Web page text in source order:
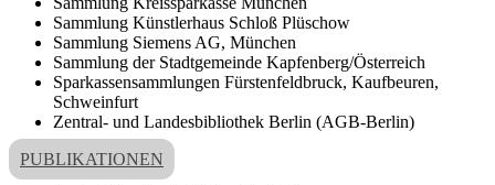
Sammlung Künstlerhaus Schloß Plüschow
Sammlung Siemens AG, München
Sammlung der Stadtgemeinde Kapfenberg/Österreich
Sparkassensammlungen Fürstenfeldbruck, Kaufbeuren,
Schweinfurt
Zentral- und Landesbibliothek Berlin (AGB-Berlin)
PUBLIKATIONEN